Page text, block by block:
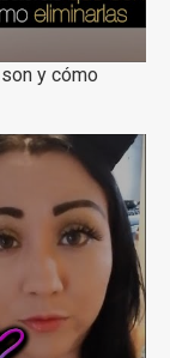
y cómo